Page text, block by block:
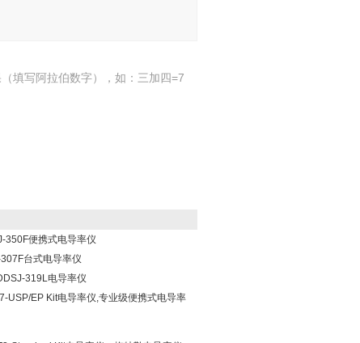
填写阿拉伯数字），如：三加四=7
350F便携式电导率仪
台式电导率仪
319L电导率仪
USP/EP Kit电导率仪,专业级便携式电导率